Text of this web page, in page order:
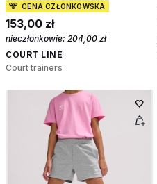
CENA CZŁONKOWSKA
153,00 zł
nieczłonkowie: 204,00 zł
COURT LINE
Court trainers